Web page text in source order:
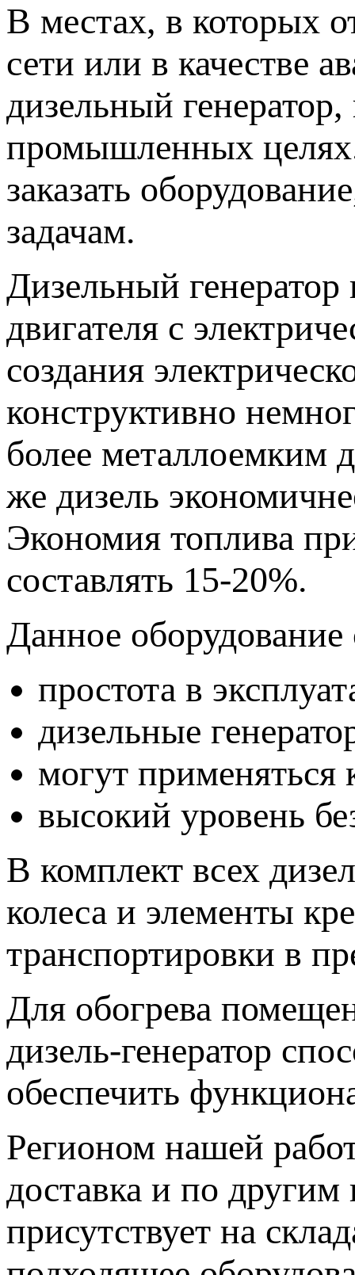
В местах, в которых
сети или в качестве
дизельный
промышленных
заказать
задачам.
Дизельный генератор
двигателя с
создания
конструктивно
более металлоемким
же дизель
Экономия топлива
составлять 15-20%.
Данное
простота в
дизельные
могут
высокий уровень
В комплект всех
колеса и элементы
транспортировки в
Для обогрева
дизель-генератор
обеспечить
Регионом нашей
доставка и по
присутствует на